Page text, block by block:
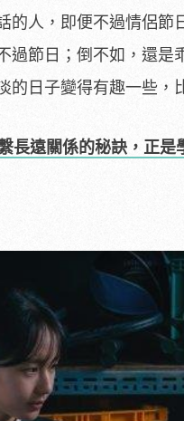
的人，即便不過情侶
過節日；倒不如，還
的日子變得有趣一些，
長遠關係的秘訣，正是